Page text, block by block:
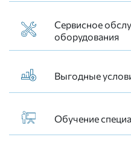
Сервисное
оборудования
Выгодные
Обучение